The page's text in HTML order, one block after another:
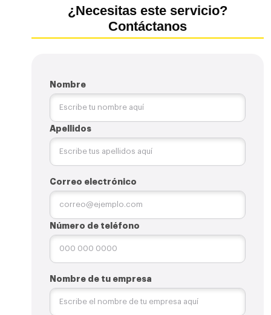
¿Necesitas este servicio?
Contáctanos
Nombre
Apellidos
Correo electrónico
Número de teléfono
Nombre de tu empresa